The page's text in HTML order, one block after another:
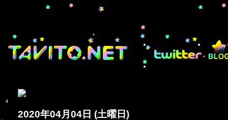
2020年04月04日 (土曜日)